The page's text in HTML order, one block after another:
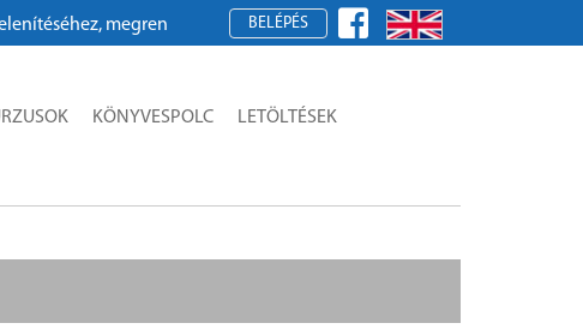
megrendeléshez kérjük, regisztráljon!
BELÉPÉS
KÖNYVESPOLC LETÖLTÉSEK